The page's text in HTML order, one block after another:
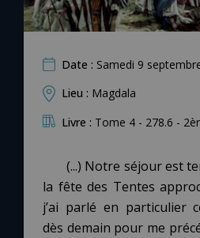
Date : Samedi 9
Lieu : Magdala
Livre : Tome 4 - 278.6 -
(...) Notre séjour est
la fête des Tentes
j’ai parlé en particulier
dès demain pour me